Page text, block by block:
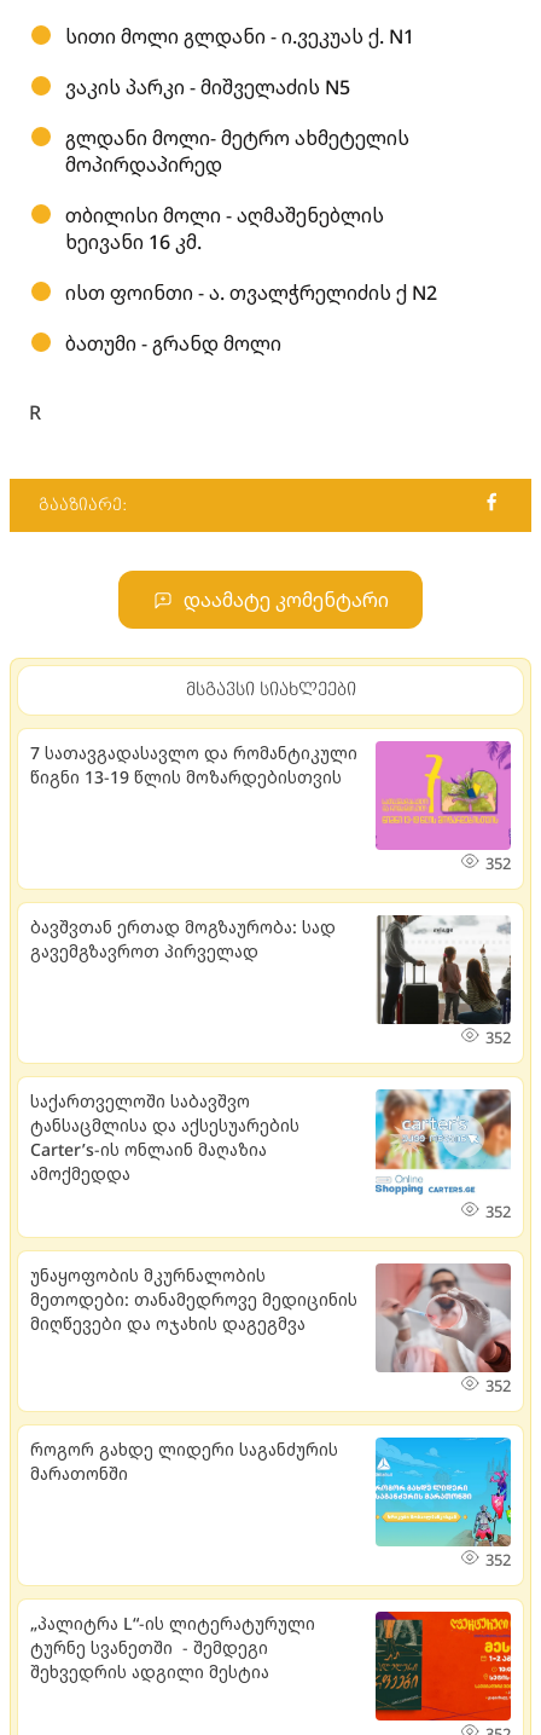
სითი მოლი გლდანი - ი.ვეკუას ქ. N1
ვაკის პარკი - მიშველაძის N5
გლდანი მოლი- მეტრო ახმეტელის
მოპირდაპირედ
თბილისი მოლი - აღმაშენებლის
ხეივანი 16 კმ.
ისთ ფოინთი - ა. თვალჭრელიძის ქ N2
ბათუმი - გრანდ მოლი
R
გააზიარე:
დაამატე კომენტარი
მსგავსი სიახლეები
7 სათავგადასავლო და რომანტიკული
წიგნი 13-19 წლის მოზარდებისთვის
352
ბავშვთან ერთად მოგზაურობა: სად
გავემგზავროთ პირველად
352
საქართველოში საბავშვო
ტანსაცმლისა და აქსესუარების
Carter’s-ის ონლაინ მაღაზია
ამოქმედდა
352
უნაყოფობის მკურნალობის
მეთოდები: თანამედროვე მედიცინის
მიღწევები და ოჯახის დაგეგმვა
352
როგორ გახდე ლიდერი საგანძურის
მარათონში
352
„პალიტრა L“-ის ლიტერატურული
ტურნე სვანეთში - შემდეგი
შეხვედრის ადგილი მესტია